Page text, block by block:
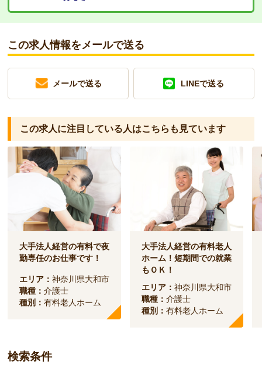
この求人情報をメールで送る
メールで送る LINEで送る
この求人に注目している人はこちらも見ています
大手法人経営の有料で夜
勤専任のお仕事です！
エリア：神奈川県大和市
職種：介護士
種別：有料老人ホーム
大手法人経営の有料老人
ホーム！短期間での就業
もＯＫ！
エリア：神奈川県大和市
職種：介護士
種別：有料老人ホーム
検索条件